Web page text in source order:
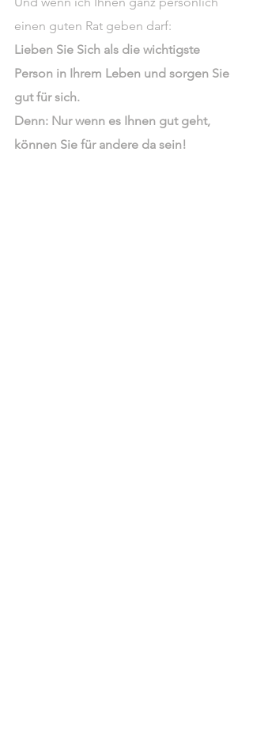
einen guten Rat geben darf:
Lieben Sie Sich als die wichtigste
Person in Ihrem Leben und sorgen Sie
gut für sich.
Denn: Nur wenn es Ihnen gut geht,
können Sie für andere da sein!